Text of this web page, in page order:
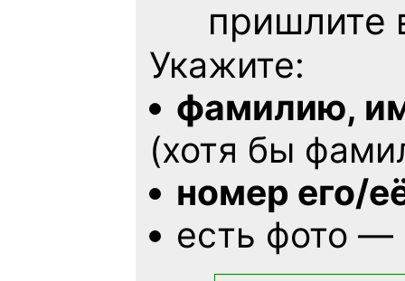
пришлите
Укажите:
фамилию,
(хотя бы
номер его/
есть фото —